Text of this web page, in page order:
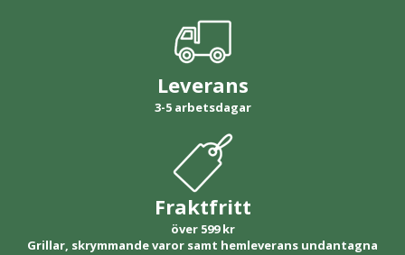
Leverans
3-5 arbetsdagar
Fraktfritt
över 599 kr
Grillar, skrymmande varor samt hemleverans undantagna